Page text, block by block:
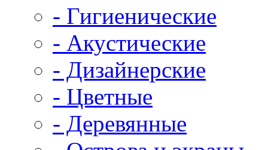
- Гигиенические
- Акустические
- Дизайнерские
- Цветные
- Деревянные